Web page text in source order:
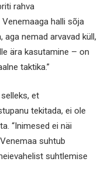
rahva
halli sõja
nemad arvavad küll,
ära kasutamine – on
taktika.”
et
tekitada, ei ole
“Inimesed ei näi
suhtub
suhtlemise